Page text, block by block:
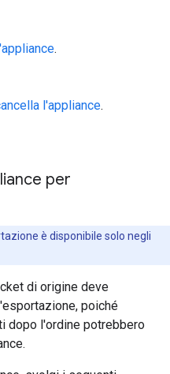
.
l'appliance.
per
è disponibile solo negli
di origine deve
poiché
dopo l'ordine potrebbero